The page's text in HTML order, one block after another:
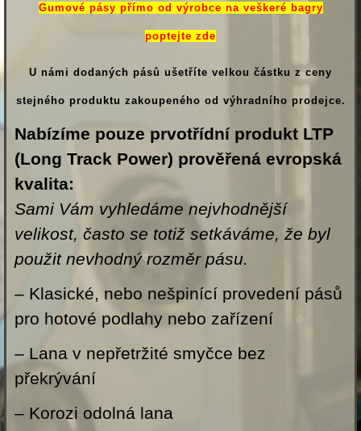
Gumové pásy přímo od výrobce na veškeré bagry
poptejte zde
U námi dodaných pásů ušetříte velkou částku z ceny
stejného produktu zakoupeného od výhradního prodejce.
Nabízíme pouze prvotřídní produkt LTP
(Long Track Power) prověřená evropská
kvalita:
Sami Vám vyhledáme nejvhodnější
velikost, často se totiž setkáváme, že byl
použit nevhodný rozměr pásu.
– Klasické, nebo nešpinící provedení pásů
pro hotové podlahy nebo zařízení
– Lana v nepřetržité smyčce bez
překrývání
– Korozi odolná lana